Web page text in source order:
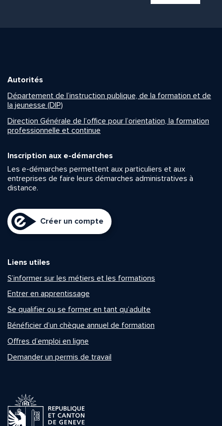
Autorités
Département de l’instruction publique, de la formation et de
la jeunesse (DIP)
Direction Générale de l’office pour l’orientation, la formation
professionnelle et continue
Inscription aux e-démarches
Les e-démarches permettent aux particuliers et aux
entreprises de faire leurs démarches administratives à
distance.
Créer un compte
Liens utiles
S’informer sur les métiers et les formations
Entrer en apprentissage
Se qualifier ou se former en tant qu’adulte
Bénéficier d’un chèque annuel de formation
Offres d’emploi en ligne
Demander un permis de travail